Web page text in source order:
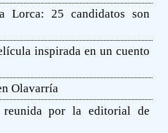
Lorca: 25 candidatos son
inspirada en un cuento
Olavarría
reunida por la editorial de